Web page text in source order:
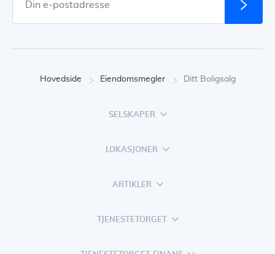
Hovedside Eiendomsmegler Ditt Boligsalg
SELSKAPER
LOKASJONER
ARTIKLER
TJENESTETORGET